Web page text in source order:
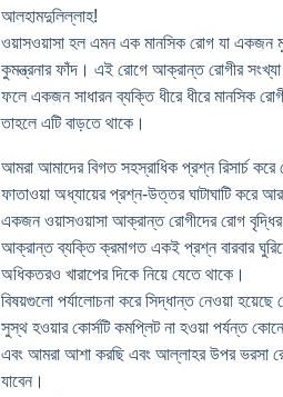
আলহামদুলিল্লাহ!
ওয়াসওয়াসা হল এমন এক মানসিক রোগ যা একজন
কুমন্ত্রনার ফাঁদ। এই রোগে আক্রান্ত রোগীর
ফলে একজন সাধারন ব্যক্তি ধীরে ধীরে মানসিক
তাহলে এটি বাড়তে থাকে।
আমরা আমাদের বিগত সহস্রাধিক প্রশ্ন রিসার্চ
ফাতাওয়া অধ্যায়ের প্রশ্ন-উত্তর ঘাটাঘাটি করে
একজন ওয়াসওয়াসা আক্রান্ত রোগীদের রোগ
আক্রান্ত ব্যক্তি ক্রমাগত একই প্রশ্ন বারবার
অধিকতরও খারাপের দিকে নিয়ে যেতে থাকে।
বিষয়গুলো পর্যালোচনা করে সিদ্ধান্ত নেওয়া
সুস্থ হওয়ার কোর্সটি কমপ্লিট না হওয়া পর্যন্ত
এবং আমরা আশা করছি এবং আল্লাহর উপর ভরসা
যাবেন।